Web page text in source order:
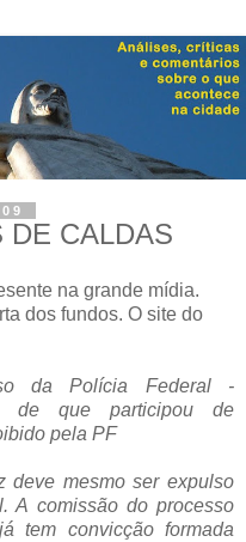
DE CALDAS
na grande mídia.
dos fundos. O site do
da Polícia Federal -
de que participou de
pela PF
deve mesmo ser expulso
A comissão do processo
tem convicção formada